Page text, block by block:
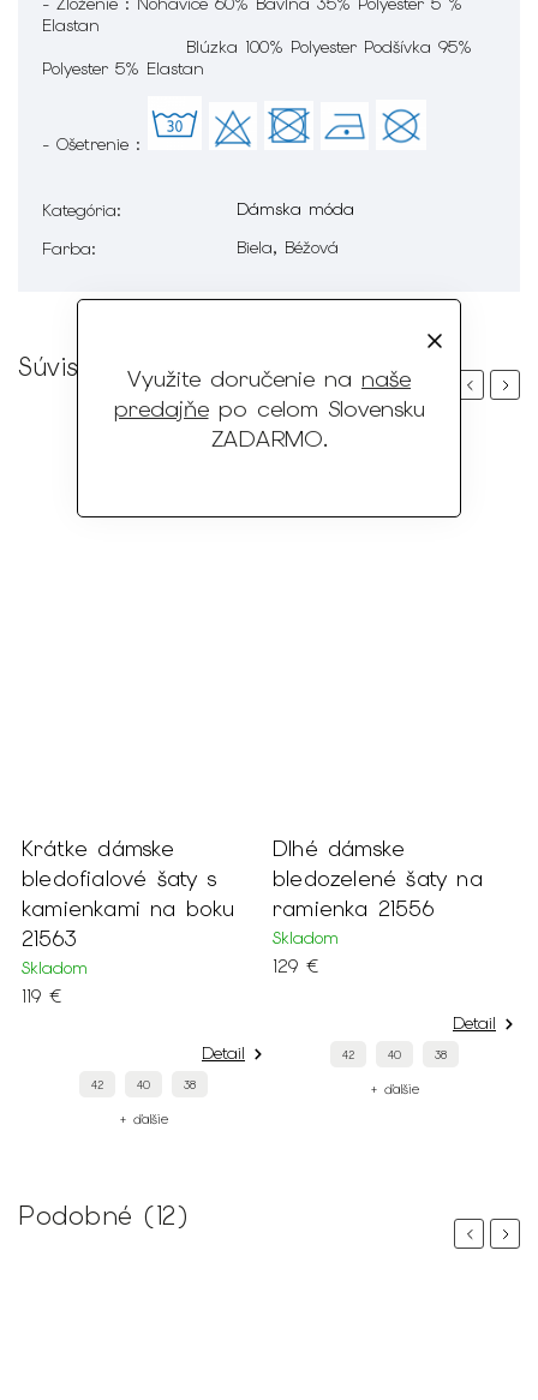
Využite doručenie na naše
predajňepo celom Slovensku
ZADARMO.
Elastan
Blúzka 100% Polyester Podšívka 95%
Polyester 5% Elastan
- Ošetrenie :
Kategória:
Dámska móda
Farba: Biela, Béžová
Súvisiaci tovar
Previous
Krátke dámske
bledofialové šaty s
kamienkami na boku
21563
Skladom
119 €
Detail
42 40 38
+ ďalšie
Dlhé dámske
bledozelené šaty na
ramienka 21556
Skladom
129 €
Detail
42 40 38
+ ďalšie
Next
Podobné (12)
PreviousNext